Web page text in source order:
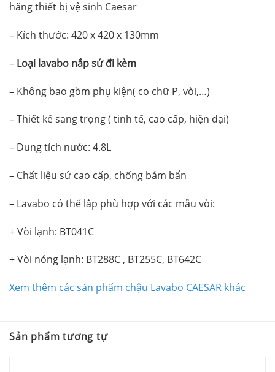
hãng thiết bị vệ sinh Caesar
– Kích thước: 420 x 420 x 130mm
– Loại lavabo nắp sứ đi kèm
– Không bao gồm phụ kiện( co chữ P, vòi,…)
– Thiết kế sang trọng ( tinh tế, cao cấp, hiện đại)
– Dung tích nước: 4.8L
– Chất liệu sứ cao cấp, chống bám bẩn
– Lavabo có thể lắp phù hợp với các mẫu vòi:
+ Vòi lạnh: BT041C
+ Vòi nóng lạnh: BT288C , BT255C, BT642C
Xem thêm các sản phẩm chậu Lavabo CAESAR khác
Sản phẩm tương tự